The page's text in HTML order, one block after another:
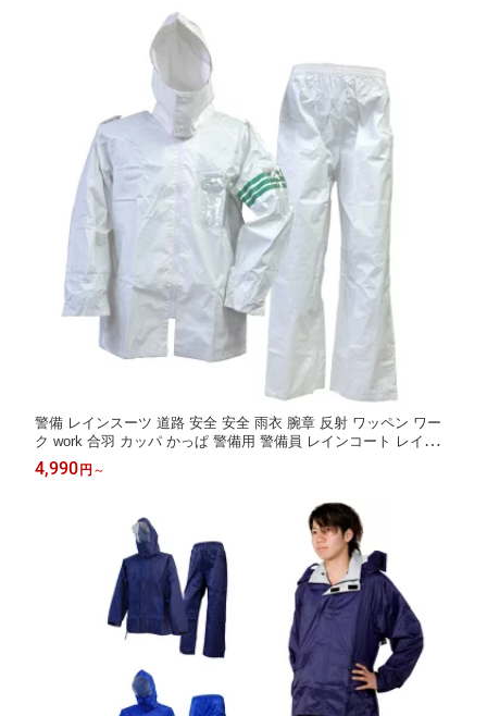
警備 レインスーツ 道路 安全 安全 雨衣 腕章 反射 ワッペン ワー
ク work 合羽 カッパ かっぱ 警備用 警備員 レインコート レイニー
エース かっぱ日和
4,990 円 ～